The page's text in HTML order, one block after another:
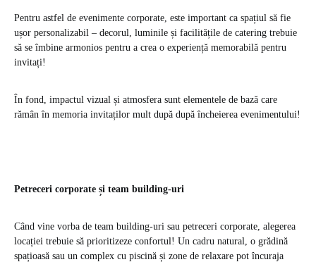
Pentru astfel de evenimente corporate, este important ca spațiul să fie
ușor personalizabil – decorul, luminile și facilitățile de catering trebuie
să se îmbine armonios pentru a crea o experiență memorabilă pentru
invitați!
În fond, impactul vizual și atmosfera sunt elementele de bază care
rămân în memoria invitaților mult după după încheierea evenimentului!
Petreceri corporate și team building-uri
Când vine vorba de team building-uri sau petreceri corporate, alegerea
locației trebuie să prioritizeze confortul! Un cadru natural, o grădină
spațioasă sau un complex cu piscină și zone de relaxare pot încuraja